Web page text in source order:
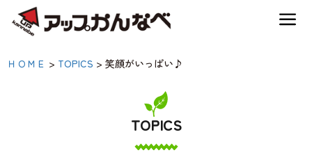
笑顔がいっぱい♪|【公
式】アップかんなべ｜兵
庫県豊岡市・関西 アウ
トドア・キャンプ場・熱
夏のスキー場も「かなり遊べる」！
神鍋高原アクティビティ
ＨＯＭＥ > TOPICS > 笑顔がいっぱい♪
TOPICS